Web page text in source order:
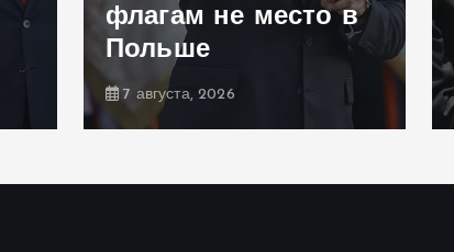
флагам не место в
Польше
7 августа, 2026